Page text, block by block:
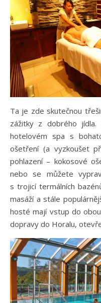
Ta je zde skutečnou
zážitky z dobrého jídla.
hotelovém spa s
ošetření (a vyzkoušet
pohlazení – kokosové
nebo se můžete
s trojicí termálních
masáží a stále
hosté mají vstup do
dopravy do Horalu,